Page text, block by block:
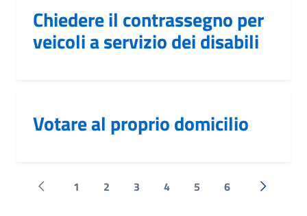
Chiedere il contrassegno per
veicoli a servizio dei disabili
Votare al proprio domicilio
Pagina precedente
1 2 3 4 5 6